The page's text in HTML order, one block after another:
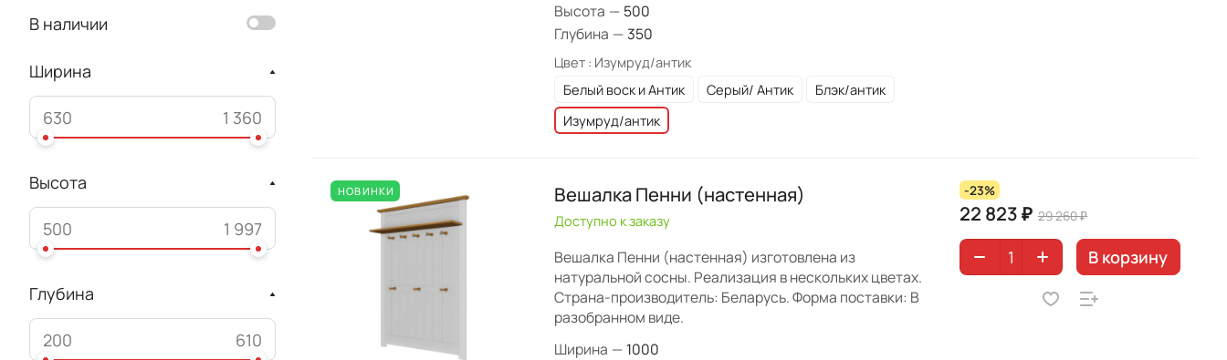
Высота — 500
Глубина — 350
Цвет : Изумруд/антик
Белый воск и Антик
Серый/ Антик
Блэк/антик
Изумруд/антик
НОВИНКИ Вешалка Пенни (настенная)
Доступно к заказу
Вешалка Пенни (настенная) изготовлена из
натуральной сосны. Реализация в нескольких цветах.
Страна-производитель: Беларусь. Форма поставки: В
разобранном виде.
Ширина — 1000
-23%
22 823 ₽ 29 260 ₽
В корзину
В наличии
Ширина
Высота
Глубина